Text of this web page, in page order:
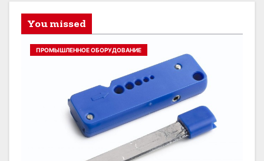
You missed
ПРОМЫШЛЕННОЕ ОБОРУДОВАНИЕ